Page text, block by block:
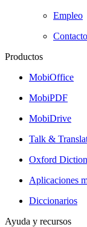
Empleo
Productos
MobiOffice
MobiPDF
MobiDrive
Talk &
Oxford
Aplicaciones
Diccionarios
Ayuda y recursos